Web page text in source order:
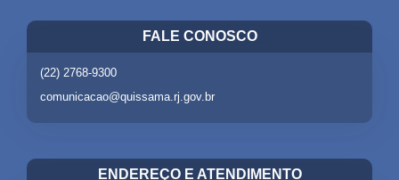
FALE CONOSCO
(22) 2768-9300
comunicacao@quissama.rj.gov.br
ENDEREÇO E ATENDIMENTO